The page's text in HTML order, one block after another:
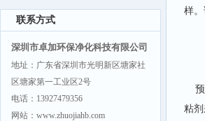
联系方式
深圳市卓加环保净化科技有限公司
地址：广东省深圳市光明新区塘家社
区塘家第一工业区2号
电话：13927479356
网站：www.zhuojiahb.com
样
预
粘